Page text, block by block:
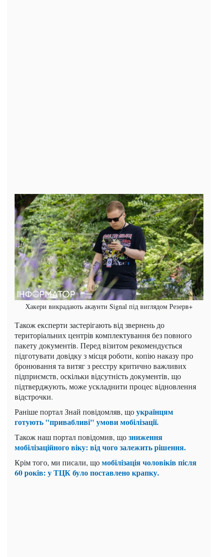
Хакери викрадають акаунти Signal під виглядом Резерв+
Також експерти застерігають від звернень до
територіальних центрів комплектування без повного
пакету документів. Перед візитом рекомендується
підготувати довідку з місця роботи, копію наказу про
бронювання та витяг з реєстру критично важливих
підприємств, оскільки відсутність документів, що
підтверджують, може ускладнити процес відновлення
відстрочки.
Раніше портал Знай повідомляв, щоукраїнцям
готують "привабливі" умови мобілізації.
Також наш портал повідомив, щозниження
мобілізаційного віку: від чого залежить рішення.
Крім того, ми писали, щомобілізація чоловіків після
60 років: у ТЦК було поставлено крапку.